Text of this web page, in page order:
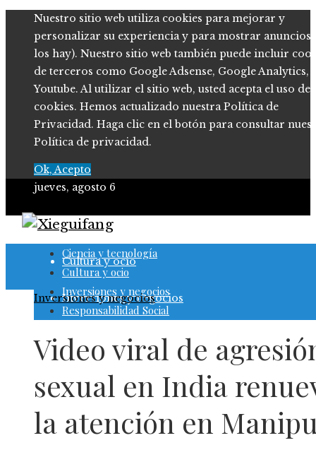
Nuestro sitio web utiliza cookies para mejorar y
personalizar su experiencia y para mostrar anuncios
los hay). Nuestro sitio web también puede incluir
de terceros como Google Adsense, Google Analytics,
Youtube. Al utilizar el sitio web, usted acepta el uso de
cookies. Hemos actualizado nuestra Política de
Privacidad. Haga clic en el botón para consultar
Política de privacidad.
Ok, Acepto
jueves, agosto 6
Ciencia y tecnología
Cultura y ocio
Inversiones y negocios
Responsabilidad Social
Ciencia y tecnología
Cultura y ocio
Inversiones y negocios
Responsabilidad Social
Inversiones y negocios
Video viral de
sexual en India
la atención en